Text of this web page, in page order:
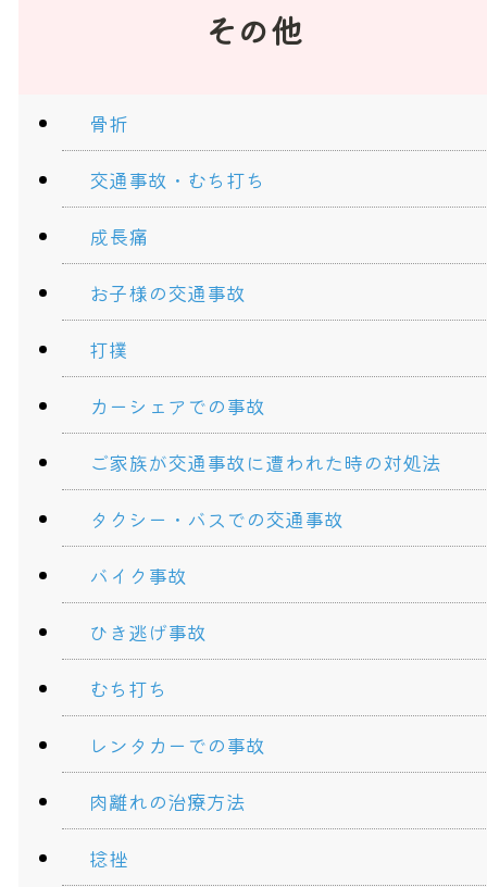
その他
骨折
交通事故・むち打ち
成長痛
お子様の交通事故
打撲
カーシェアでの事故
ご家族が交通事故に遭われた時の対処法
タクシー・バスでの交通事故
バイク事故
ひき逃げ事故
むち打ち
レンタカーでの事故
肉離れの治療方法
捻挫